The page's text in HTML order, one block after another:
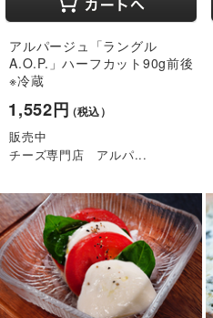
アルパージュ「ラングル
A.O.P.」ハーフカット90g前後
※冷蔵
1,552円（税込）
販売中
チーズ専門店 アルパ...